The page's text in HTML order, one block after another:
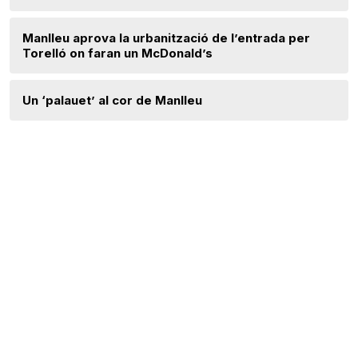
Manlleu aprova la urbanització de l’entrada per
Torelló on faran un McDonald’s
Un ‘palauet’ al cor de Manlleu